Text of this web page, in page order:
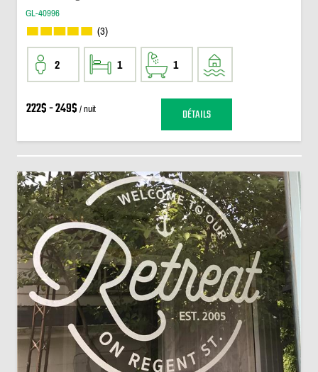
GL-40996
(3)
2 1 1
222$ - 249$ / nuit DÉTAILS